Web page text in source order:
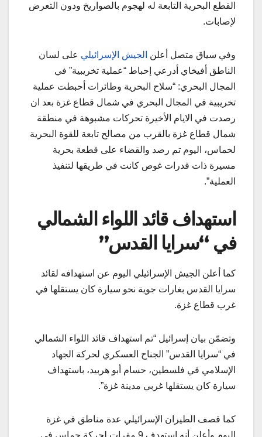
القطع البحرية التابعة له لهجوم بالصواريخ ودون التعرض
لإصابات.
وفي سياق متصل أعلن الجيش الإسرائيلي على لسان
الناطق أفيخاي أدرعي إحباط “عملية تخريبية” في
المجال البحري: “سلاح البحرية وطائرات أحبطت عملية
تخريبية في المجال البحري في شمال قطاع غزة بعد ان
رصدت في الايام الأخيرة تحركات مشبوهة في منطقة
شمال قطاع غزة بالقرب من مصالح تابعة للقوة البحرية
لحماس، اليوم تم رصد والقضاء على قطعة بحرية
مسيرة ذات قدرات غوص كانت في طريقها لتنفيذ
العملية”.
استهداف قائد اللواء الشمالي
في “سرايا القدس”
كما أعلن الجيش الإسرائيلي اليوم عن استهدافه لقائد
سرايا القدس بغارات جوية نحو سيارة كان يستقلها في
غرب قطاع غزة.
وتضمّن بيان إسرائيل “تم استهداف قائد اللواء الشمالي
في “سرايا القدس” الجناح العسكري لحركة الجهاد
الإسلامي في فلسطين، حسام أبو هربيد، باستهداف
سيارة كان يستقلها غربي مدينة غزة”.
كما قصف الطيران الإسرائيلي عدة مناطق في غزة